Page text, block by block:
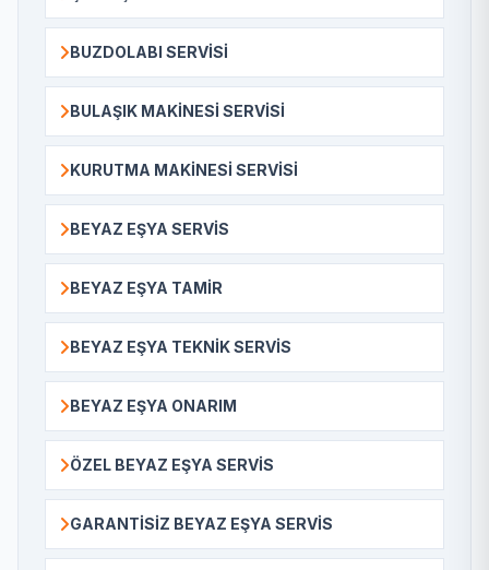
BUZDOLABI SERVISI
BULAŞIK MAKINESI SERVISI
KURUTMA MAKINESI SERVISI
BEYAZ EŞYA SERVIS
BEYAZ EŞYA TAMIR
BEYAZ EŞYA TEKNIK SERVIS
BEYAZ EŞYA ONARIM
ÖZEL BEYAZ EŞYA SERVIS
GARANTISIZ BEYAZ EŞYA SERVIS